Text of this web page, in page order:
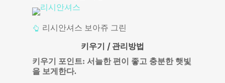
리시안셔스 보아쥬 그린
키우기 / 관리방법
키우기 포인트: 서늘한 편이 좋고 충분한 햇빛
을 보게한다.